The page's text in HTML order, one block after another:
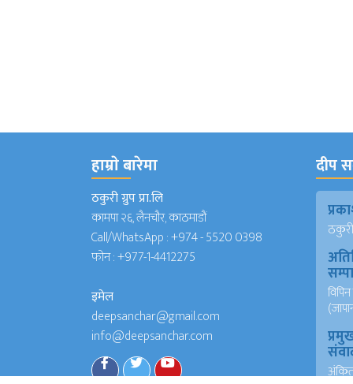
हाम्राे बारेमा
ठकुरी ग्रुप प्रा.लि
कामपा २६, लैनचौर, काठमाडौं
Call/WhatsApp :+974 - 5520 0398
फोन :+977-1-4412275
इमेल
deepsanchar@gmail.com
info@deepsanchar.com
दीप
ठकुरी